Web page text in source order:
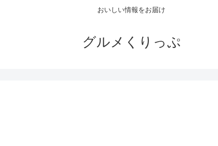
おいしい情報をお届け
グルメくりっぷ